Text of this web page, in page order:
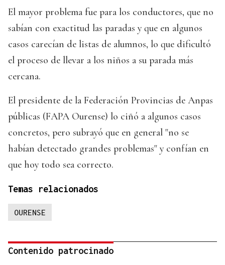
El mayor problema fue para los conductores, que no
sabían con exactitud las paradas y que en algunos
casos carecían de listas de alumnos, lo que dificultó
el proceso de llevar a los niños a su parada más
cercana.
El presidente de la Federación Provincias de Anpas
públicas (FAPA Ourense) lo ciñó a algunos casos
concretos, pero subrayó que en general "no se
habían detectado grandes problemas" y confían en
que hoy todo sea correcto.
Temas relacionados
OURENSE
Contenido patrocinado